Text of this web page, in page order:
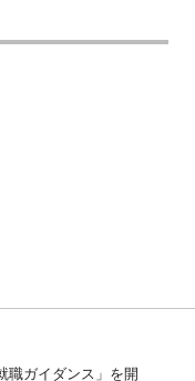
ガイダンス」を開